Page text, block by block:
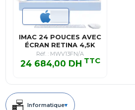
IMAC 24 POUCES AVEC
ÉCRAN RETINA 4,5K
(2024)…
Réf. : MWV13FN/A
24 684,00 DH TTC
24 684,00 DH TTC
Informatique▾